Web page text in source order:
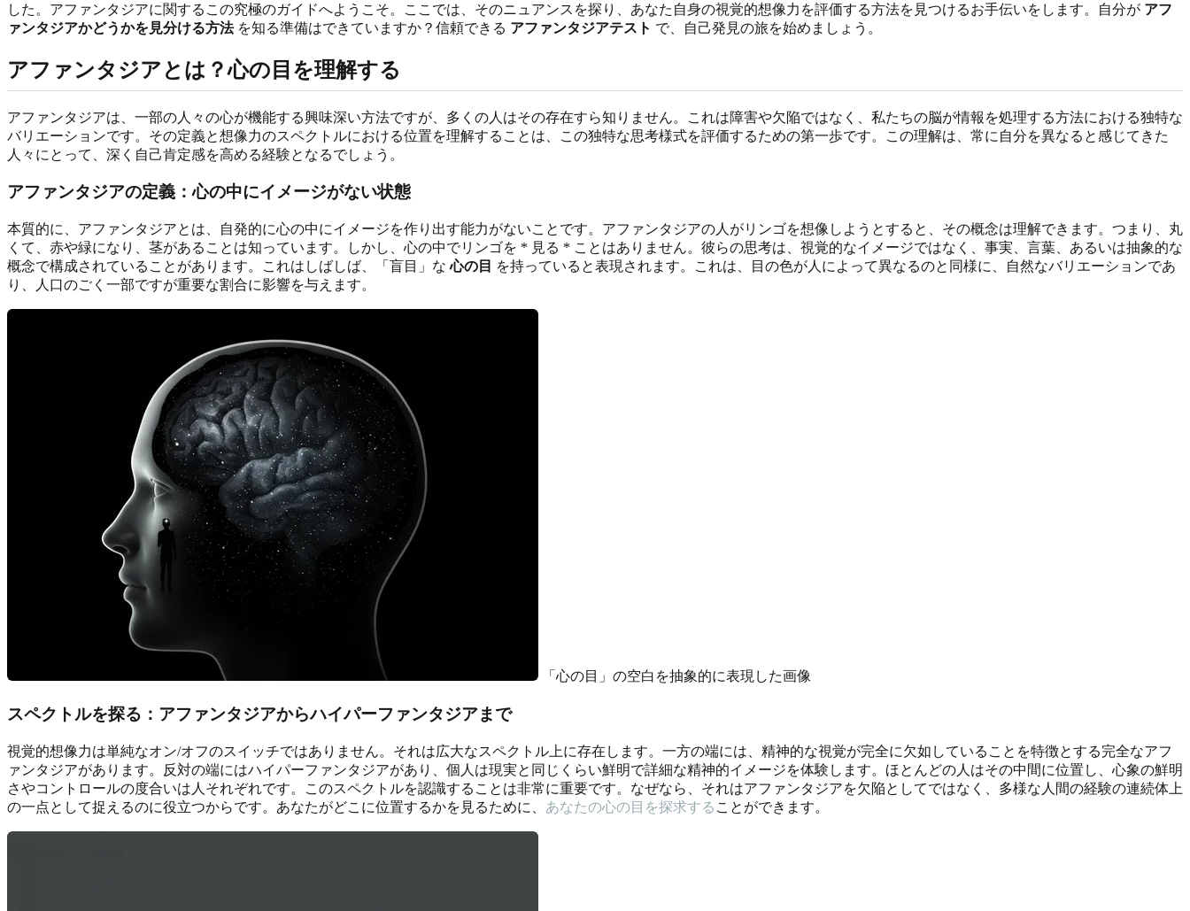
した。アファンタジアに関するこの究極のガイドへようこそ。ここでは、そのニュアンスを探り、あなた自身の視覚的想像力を評価する方法を見つけるお手伝いをします。自分が アフ
ァンタジアかどうかを見分ける方法を知る準備はできていますか？信頼できる アファンタジアテスト で、自己発見の旅を始めましょう。
アファンタジアとは？心の目を理解する
アファンタジアは、一部の人々の心が機能する興味深い方法ですが、多くの人はその存在すら知りません。これは障害や欠陥ではなく、私たちの脳が情報を処理する方法における独特な
バリエーションです。その定義と想像力のスペクトルにおける位置を理解することは、この独特な思考様式を評価するための第一歩です。この理解は、常に自分を異なると感じてきた
人々にとって、深く自己肯定感を高める経験となるでしょう。
アファンタジアの定義：心の中にイメージがない状態
本質的に、アファンタジアとは、自発的に心の中にイメージを作り出す能力がないことです。アファンタジアの人がリンゴを想像しようとすると、その概念は理解できます。つまり、丸
くて、赤や緑になり、茎があることは知っています。しかし、心の中でリンゴを * 見る * ことはありません。彼らの思考は、視覚的なイメージではなく、事実、言葉、あるいは抽象的な
概念で構成されていることがあります。これはしばしば、「盲目」な心の目 を持っていると表現されます。これは、目の色が人によって異なるのと同様に、自然なバリエーションであ
り、人口のごく一部ですが重要な割合に影響を与えます。
「心の目」の空白を抽象的に表現した画像
スペクトルを探る：アファンタジアからハイパーファンタジアまで
視覚的想像力は単純なオン/オフのスイッチではありません。それは広大なスペクトル上に存在します。一方の端には、精神的な視覚が完全に欠如していることを特徴とする完全なアフ
ァンタジアがあります。反対の端にはハイパーファンタジアがあり、個人は現実と同じくらい鮮明で詳細な精神的イメージを体験します。ほとんどの人はその中間に位置し、心象の鮮明
さやコントロールの度合いは人それぞれです。このスペクトルを認識することは非常に重要です。なぜなら、それはアファンタジアを欠陥としてではなく、多様な人間の経験の連続体上
の一点として捉えるのに役立つからです。あなたがどこに位置するかを見るために、 あなたの心の目を探求する ことができます。